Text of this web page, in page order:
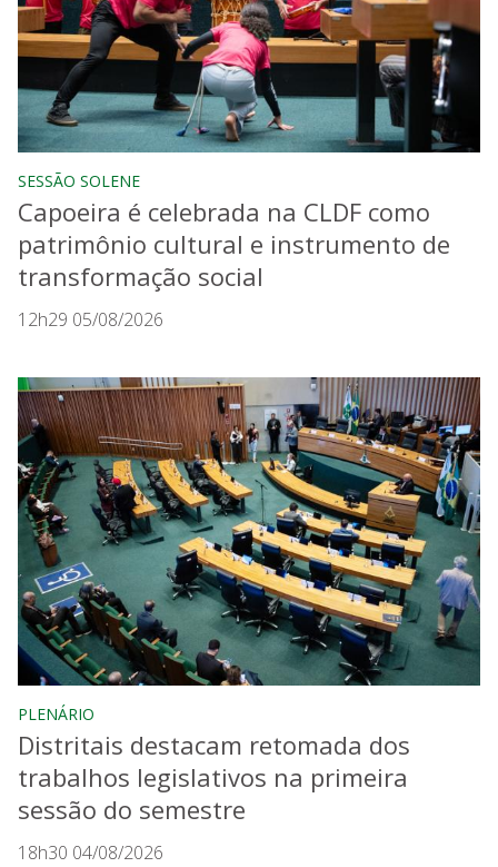
SESSÃO SOLENE
Capoeira é celebrada na CLDF como
patrimônio cultural e instrumento de
transformação social
12h29 05/08/2026
PLENÁRIO
Distritais destacam retomada dos
trabalhos legislativos na primeira
sessão do semestre
18h30 04/08/2026